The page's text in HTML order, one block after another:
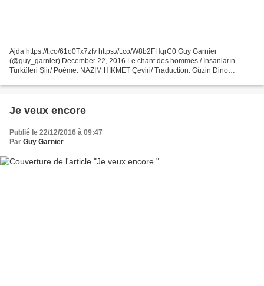
Ajda https://t.co/61o0Tx7zfv https://t.co/W8b2FHqrC0 Guy Garnier
(@guy_garnier) December 22, 2016 Le chant des hommes / İnsanların
Türküleri Şiir/ Poème: NAZIM HIKMET Çeviri/ Traduction: Güzin Dino
Je veux encore
Publié le 22/12/2016 à 09:47
Par Guy Garnier